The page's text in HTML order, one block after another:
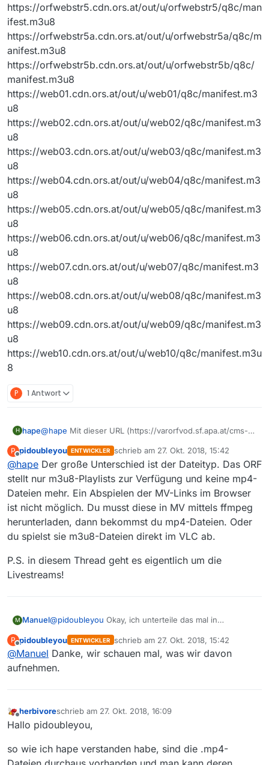
https://orfwebstr5.cdn.ors.at/out/u/orfwebstr5/q8c/man
ifest.m3u8
https://orfwebstr5a.cdn.ors.at/out/u/orfwebstr5a/q8c/m
anifest.m3u8
https://orfwebstr5b.cdn.ors.at/out/u/orfwebstr5b/q8c/
manifest.m3u8
https://web01.cdn.ors.at/out/u/web01/q8c/manifest.m3
u8
https://web02.cdn.ors.at/out/u/web02/q8c/manifest.m3
u8
https://web03.cdn.ors.at/out/u/web03/q8c/manifest.m3
u8
https://web04.cdn.ors.at/out/u/web04/q8c/manifest.m3
u8
https://web05.cdn.ors.at/out/u/web05/q8c/manifest.m3
u8
https://web06.cdn.ors.at/out/u/web06/q8c/manifest.m3
u8
https://web07.cdn.ors.at/out/u/web07/q8c/manifest.m3
u8
https://web08.cdn.ors.at/out/u/web08/q8c/manifest.m3
u8
https://web09.cdn.ors.at/out/u/web09/q8c/manifest.m3
u8
https://web10.cdn.ors.at/out/u/web10/q8c/manifest.m3u
8
P 1 Antwort
H hape@hape Mit dieser URL (https://varorfvod.sf.apa.at/cms-
1540159200/2018-10-21_1408_sd_02_Die-Wiener-
Alpe_____13992785__o__5996498665__s14383403_3__ORF
2HD_14084409P_14324318P_Q6A.mp4) kann ich im
Browser eine ORF-Sendung abspielen. Unterschied: statt
https://apasfils… https://varorfvod …
P
Offline
pidoubleyou ENTWICKLER schrieb am 27. Okt. 2018, 15:42
zuletzt editiert von
@hape Der große Unterschied ist der Dateityp. Das ORF
stellt nur m3u8-Playlists zur Verfügung und keine mp4-
Dateien mehr. Ein Abspielen der MV-Links im Browser
ist nicht möglich. Du musst diese in MV mittels ffmpeg
herunterladen, dann bekommst du mp4-Dateien. Oder
du spielst sie m3u8-Dateien direkt im VLC ab.
P.S. in diesem Thread geht es eigentlich um die
Livestreams!
M Manuel@pidoubleyou Okay, ich unterteile das mal in
relevanten Streams raussuchen ;)
ORF-TV-Sender:
ORF 1:
u8
ORF 2:
ORF 2 (AD):
https://orf2ad.cdn.ors.at/out/u/orf2ad/q8c/manifest.m
Bundesland-kompakt und Österreich-Bild-Sendungen
online)
ORF 2 Burgenland:
https://orf2b.cdn.ors.at/out/u/orf2b/q8c/manifest.m3u
ORF 2 Kärnten:
https://orf2k.cdn.ors.at/out/u/orf2k/q8c/manifest.m3u
(normalerweise nur online wenn eine
Pressekonferenz oder online-exklusives Material in
https://pklive1.cdn.ors.at/out/u/pklive1/q8c/manifest.m
P
Offline
pidoubleyou ENTWICKLER schrieb am 27. Okt. 2018, 15:42
zuletzt editiert von
@Manuel Danke, wir schauen mal, was wir davon
aufnehmen.
Offline
herbivoreschrieb am 27. Okt. 2018, 16:09
zuletzt editiert von
Hallo pidoubleyou,
so wie ich hape verstanden habe, sind die .mp4-